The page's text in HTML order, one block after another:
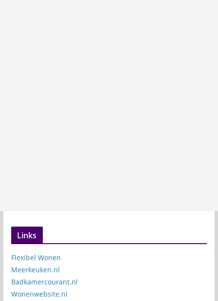
Links
Flexibel Wonen
Meerkeuken.nl
Badkamercourant.nl
Wonenwebsite.nl